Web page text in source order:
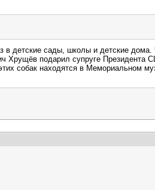
в детские сады, школы и детские дома.
Хрущёв подарил супруге Президента
собак находятся в Мемориальном